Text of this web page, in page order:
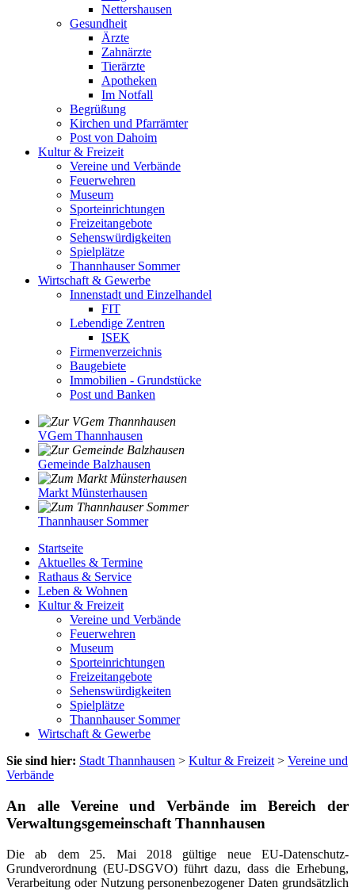
Nettershausen
Gesundheit
Ärzte
Zahnärzte
Tierärzte
Apotheken
Im Notfall
Begrüßung
Kirchen und Pfarrämter
Post von Dahoim
Kultur & Freizeit
Vereine und Verbände
Feuerwehren
Museum
Sporteinrichtungen
Freizeitangebote
Sehenswürdigkeiten
Spielplätze
Thannhauser Sommer
Wirtschaft & Gewerbe
Innenstadt und Einzelhandel
FIT
Lebendige Zentren
ISEK
Firmenverzeichnis
Baugebiete
Immobilien - Grundstücke
Post und Banken
VGem Thannhausen
Gemeinde Balzhausen
Markt Münsterhausen
Thannhauser Sommer
Startseite
Aktuelles & Termine
Rathaus & Service
Leben & Wohnen
Kultur & Freizeit
Vereine und Verbände
Feuerwehren
Museum
Sporteinrichtungen
Freizeitangebote
Sehenswürdigkeiten
Spielplätze
Thannhauser Sommer
Wirtschaft & Gewerbe
Sie sind hier: Stadt Thannhausen > Kultur & Freizeit > Vereine und
Verbände
An alle Vereine und Verbände im Bereich der
Verwaltungsgemeinschaft Thannhausen
Die ab dem 25. Mai 2018 gültige neue EU-Datenschutz-
Grundverordnung (EU-DSGVO) führt dazu, dass die Erhebung,
Verarbeitung oder Nutzung personenbezogener Daten grundsätzlich